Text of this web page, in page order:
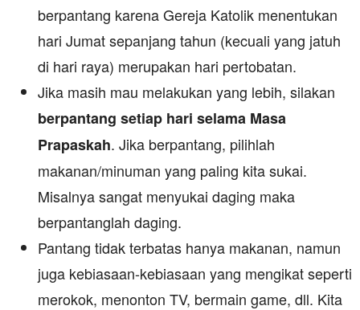
berpantang karena Gereja Katolik menentukan
hari Jumat sepanjang tahun (kecuali yang jatuh
di hari raya) merupakan hari pertobatan.
Jika masih mau melakukan yang lebih, silakan
berpantang setiap hari selama Masa
Prapaskah. Jika berpantang, pilihlah
makanan/minuman yang paling kita sukai.
Misalnya sangat menyukai daging maka
berpantanglah daging.
Pantang tidak terbatas hanya makanan, namun
juga kebiasaan-kebiasaan yang mengikat seperti
merokok, menonton TV, bermain game, dll. Kita